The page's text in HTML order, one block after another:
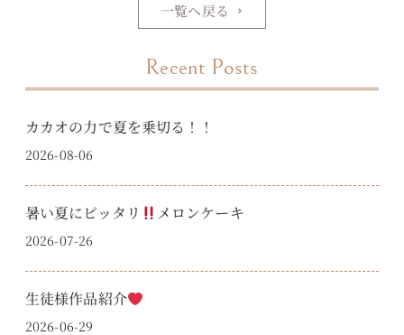
一覧へ戻る
Recent Posts
カカオの力で夏を乗切る！！
2026-08-06
暑い夏にピッタリ メロンケーキ
2026-07-26
生徒様作品紹介
2026-06-29